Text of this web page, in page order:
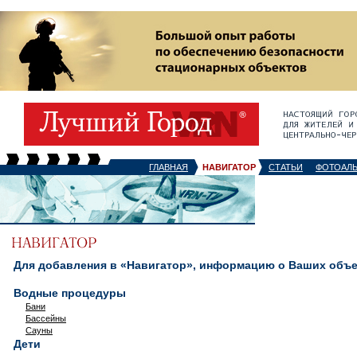
ГЛАВНАЯ НАВИГАТОР СТАТЬИ
Для добавления в «Навигатор», информацию о Ваших
Водные процедуры
Бани
Бассейны
Сауны
Дети